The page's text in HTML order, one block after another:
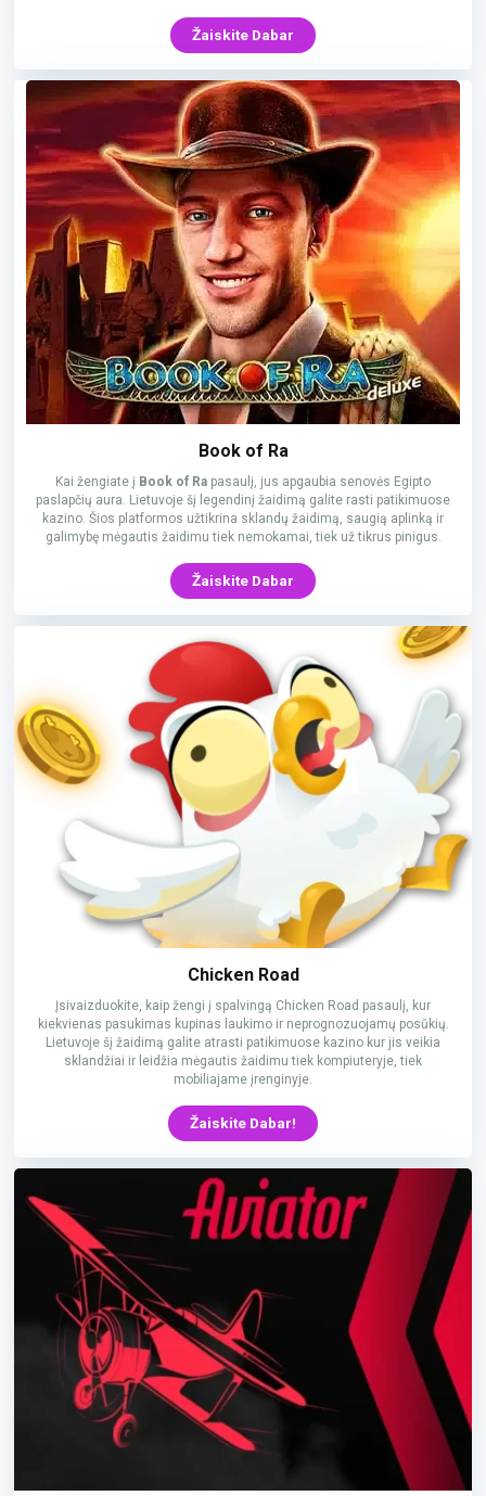
Žaiskite Dabar
Book of Ra
Kai žengiate į Book of Ra pasaulį, jus apgaubia senovės Egipto
paslapčių aura. Lietuvoje šį legendinį žaidimą galite rasti patikimuose
kazino. Šios platformos užtikrina sklandų žaidimą, saugią aplinką ir
galimybę mėgautis žaidimu tiek nemokamai, tiek už tikrus pinigus.
Žaiskite Dabar
Chicken Road
Įsivaizduokite, kaip žengi į spalvingą Chicken Road pasaulį, kur
kiekvienas pasukimas kupinas laukimo ir neprognozuojamų posūkių.
Lietuvoje šį žaidimą galite atrasti patikimuose kazino kur jis veikia
sklandžiai ir leidžia mėgautis žaidimu tiek kompiuteryje, tiek
mobiliajame įrenginyje.
Žaiskite Dabar!